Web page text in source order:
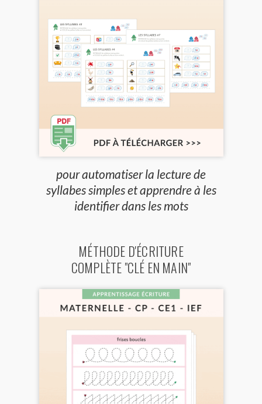
pour automatiser la lecture de
syllabes simples et apprendre à les
identifier dans les mots
MÉTHODE D'ÉCRITURE
COMPLÈTE "CLÉ EN MAIN"